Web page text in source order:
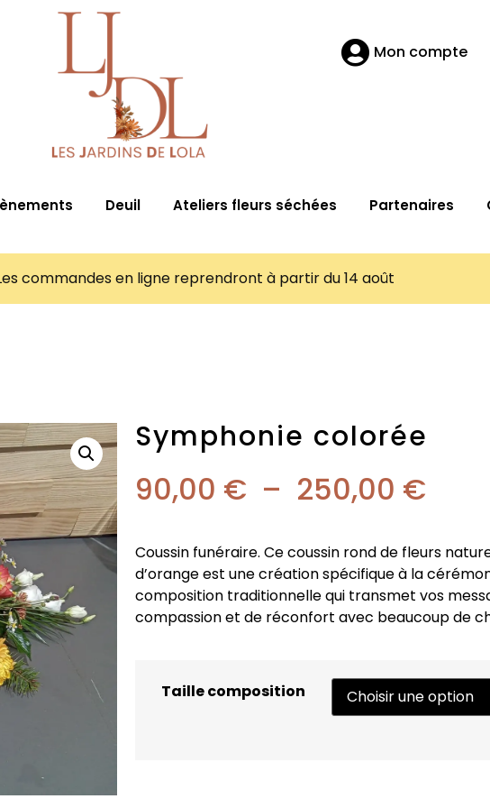
Mon compte
Deuil Ateliers fleurs séchées Partenaires
commandes en ligne reprendront à partir du 14 août
Symphonie colorée
90,00 € – 250,00 €
Coussin funéraire. Ce coussin rond de fleurs
d’orange est une création spécifique à la
composition traditionnelle qui transmet vos
compassion et de réconfort avec beaucoup de
Taille composition